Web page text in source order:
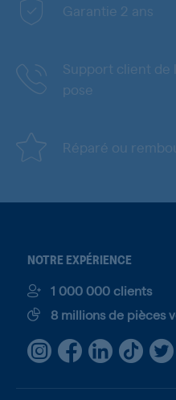
Garantie 2 ans
Support client de
pose
Réparé ou
NOTRE EXPÉRIENCE
1 000 000 clients
8 millions de pièces